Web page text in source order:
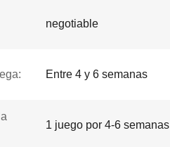
negotiable
Entre 4 y 6 semanas
1 juego por 4-6 semanas